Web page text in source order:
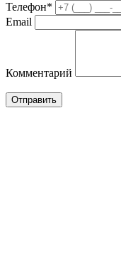
Телефон*
Email
Комментарий